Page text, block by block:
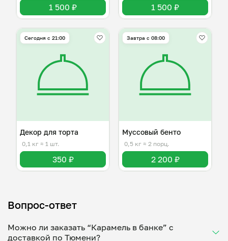
1 500 ₽ 1 500 ₽
Сегодня с 21:00
Декор для торта
0,1 кг ≈ 1 шт.
350 ₽
Завтра c 08:00
Муссовый бенто
0,5 кг ≈ 2 порц.
2 200 ₽
Вопрос-ответ
Можно ли заказать “Карамель в банке” с
доставкой по Тюмени?